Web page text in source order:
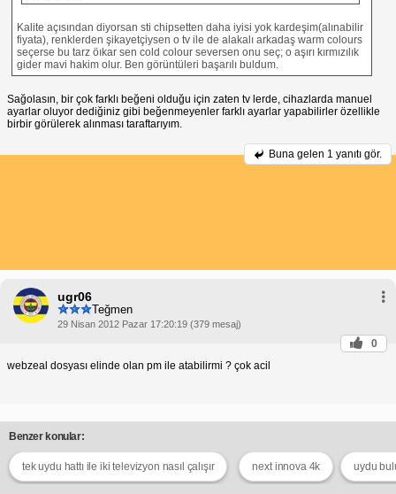
Kalite açısından diyorsan sti chipsetten daha iyisi yok kardeşim(alınabilir
fiyata), renklerden şikayetçiysen o tv ile de alakalı arkadaş warm colours
seçerse bu tarz öıkar sen cold colour seversen onu seç; o aşırı kırmızılık
gider mavi hakim olur. Ben görüntüleri başarılı buldum.
Sağolasın, bir çok farklı beğeni olduğu için zaten tv lerde, cihazlarda manuel
ayarlar oluyor dediğiniz gibi beğenmeyenler farklı ayarlar yapabilirler özellikle
birbir görülerek alınması taraftarıyım.
Buna gelen 1 yanıtı gör.
ugr06
Teğmen
29 Nisan 2012 Pazar 17:20:19 (379 mesaj)
0
webzeal dosyası elinde olan pm ile atabilirmi ? çok acil
Benzer konular:
tek uydu hattı ile iki televizyon nasıl çalışır next innova 4k uydu